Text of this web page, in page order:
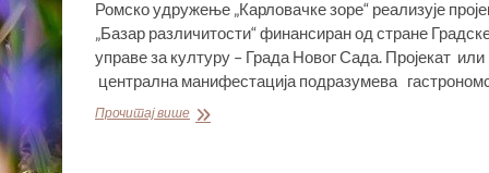
Ромско удружење „Карловачке зоре“ реализује
„Базар различитости“ финансиран од стране
управе за културу – Града Новог Сада. Пројекат или
централна манифестација подразумева
Прочитај више„БАЗАР